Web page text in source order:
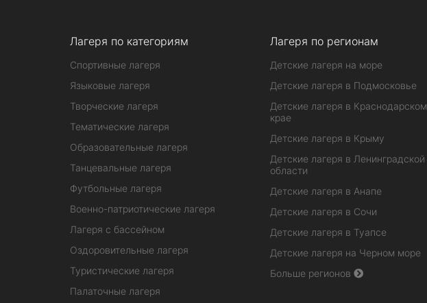
Лагеря по категориям
Спортивные лагеря
Языковые лагеря
Творческие лагеря
Тематические лагеря
Образовательные лагеря
Танцевальные лагеря
Футбольные лагеря
Военно-патриотические лагеря
Лагеря с бассейном
Оздоровительные лагеря
Туристические лагеря
Палаточные лагеря
Лагеря по регионам
Детские лагеря на море
Детские лагеря в Подмосковье
Детские лагеря в Краснодарском
крае
Детские лагеря в Крыму
Детские лагеря в Ленинградской
области
Детские лагеря в Анапе
Детские лагеря в Сочи
Детские лагеря в Туапсе
Детские лагеря на Черном море
Больше регионов